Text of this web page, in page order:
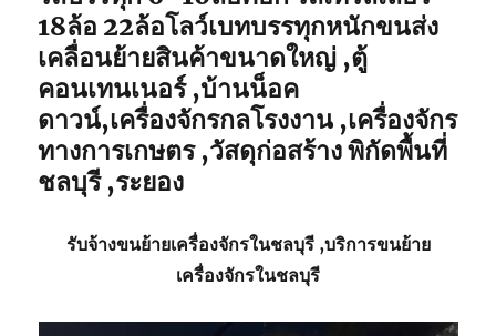
18ล้อ 22ล้อโลว์เบทบรรทุกหนักขนส่ง
เคลื่อนย้ายสินค้าขนาดใหญ่ ,ตู้
คอนเทนเนอร์ ,บ้านน็อค
ดาวน์,เครื่องจักรกลโรงงาน ,เครื่องจักร
ทางการเกษตร ,วัสดุก่อสร้าง พิกัดพื้นที่
ชลบุรี ,ระยอง
รับจ้างขนย้ายเครื่องจักรในชลบุรี,บริการขนย้าย
เครื่องจักรในชลบุรี